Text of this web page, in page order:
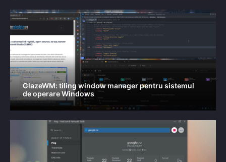
GlazeWM: tiling window manager pentru sistemul
de operare Windows